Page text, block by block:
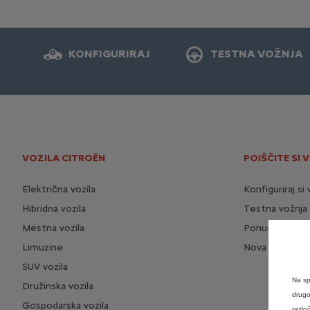
KONFIGURIRAJ TESTNA VOŽNJA
VOZILA CITROËN
Električna vozila
Hibridna vozila
Mestna vozila
Limuzine
SUV vozila
Družinska vozila
Gospodarska vozila
POIŠČITE SI
Konfiguriraj si
Testna vožnja
Ponudba za
Nova vozila na
Na